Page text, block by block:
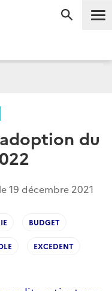
du
19 décembre 2021
BUDGET
EXCEDENT